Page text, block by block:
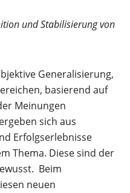
und Stabilisierung von
Generalisierung,
basierend auf
Meinungen
sich aus
Erfolgserlebnisse
Thema. Diese sind der
Beim
neuen